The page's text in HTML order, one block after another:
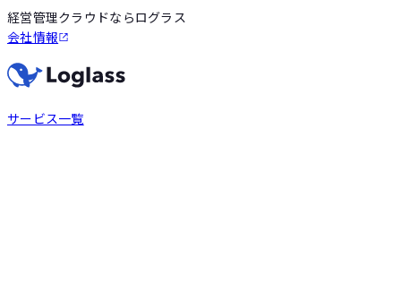
経営管理クラウドならログラス
会社情報
サービス一覧